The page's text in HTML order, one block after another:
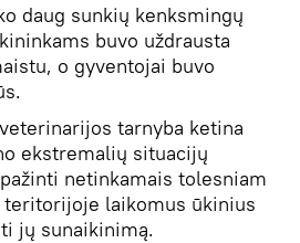
daug sunkių kenksmingų
buvo uždrausta
o gyventojai buvo
tarnyba ketina
ekstremalių situacijų
netinkamais tolesniam
laikomus ūkinius
jų sunaikinimą.